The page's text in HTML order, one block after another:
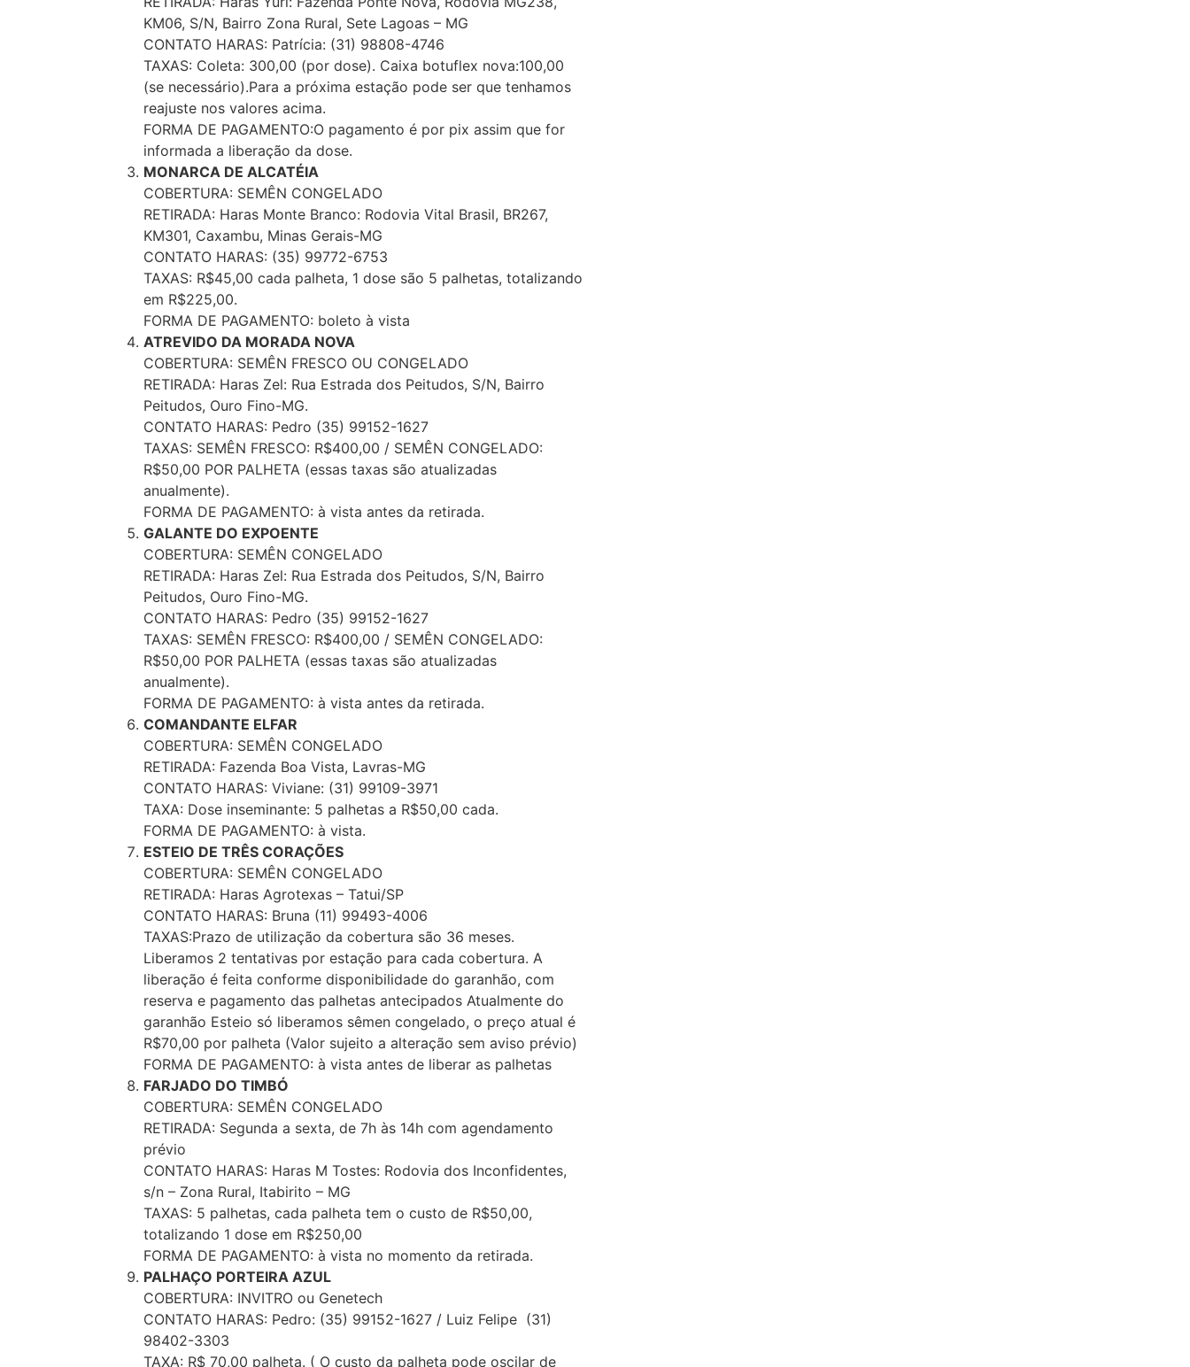
KM06, S/N, Bairro Zona Rural, Sete Lagoas – MG
CONTATO HARAS: Patrícia: (31) 98808-4746
TAXAS: Coleta: 300,00 (por dose). Caixa botuflex nova:100,00
(se necessário).Para a próxima estação pode ser que tenhamos
reajuste nos valores acima.
FORMA DE PAGAMENTO:O pagamento é por pix assim que for
informada a liberação da dose.
MONARCA DE ALCATÉIA
COBERTURA: SEMÊN CONGELADO
RETIRADA: Haras Monte Branco: Rodovia Vital Brasil, BR267,
KM301, Caxambu, Minas Gerais-MG
CONTATO HARAS: (35) 99772-6753
TAXAS: R$45,00 cada palheta, 1 dose são 5 palhetas, totalizando
em R$225,00.
FORMA DE PAGAMENTO: boleto à vista
ATREVIDO DA MORADA NOVA
COBERTURA: SEMÊN FRESCO OU CONGELADO
RETIRADA: Haras Zel: Rua Estrada dos Peitudos, S/N, Bairro
Peitudos, Ouro Fino-MG.
CONTATO HARAS: Pedro (35) 99152-1627
TAXAS: SEMÊN FRESCO: R$400,00 / SEMÊN CONGELADO:
R$50,00 POR PALHETA (essas taxas são atualizadas
anualmente).
FORMA DE PAGAMENTO: à vista antes da retirada.
GALANTE DO EXPOENTE
COBERTURA: SEMÊN CONGELADO
RETIRADA: Haras Zel: Rua Estrada dos Peitudos, S/N, Bairro
Peitudos, Ouro Fino-MG.
CONTATO HARAS: Pedro (35) 99152-1627
TAXAS: SEMÊN FRESCO: R$400,00 / SEMÊN CONGELADO:
R$50,00 POR PALHETA (essas taxas são atualizadas
anualmente).
FORMA DE PAGAMENTO: à vista antes da retirada.
COMANDANTE ELFAR
COBERTURA: SEMÊN CONGELADO
RETIRADA: Fazenda Boa Vista, Lavras-MG
CONTATO HARAS: Viviane: (31) 99109-3971
TAXA: Dose inseminante: 5 palhetas a R$50,00 cada.
FORMA DE PAGAMENTO: à vista.
ESTEIO DE TRÊS CORAÇÕES
COBERTURA: SEMÊN CONGELADO
RETIRADA: Haras Agrotexas – Tatui/SP
CONTATO HARAS: Bruna (11) 99493-4006
TAXAS:Prazo de utilização da cobertura são 36 meses.
Liberamos 2 tentativas por estação para cada cobertura. A
liberação é feita conforme disponibilidade do garanhão, com
reserva e pagamento das palhetas antecipados Atualmente do
garanhão Esteio só liberamos sêmen congelado, o preço atual é
R$70,00 por palheta (Valor sujeito a alteração sem aviso prévio)
FORMA DE PAGAMENTO: à vista antes de liberar as palhetas
FARJADO DO TIMBÓ
COBERTURA: SEMÊN CONGELADO
RETIRADA: Segunda a sexta, de 7h às 14h com agendamento
prévio
CONTATO HARAS: Haras M Tostes: Rodovia dos Inconfidentes,
s/n – Zona Rural, Itabirito – MG
TAXAS: 5 palhetas, cada palheta tem o custo de R$50,00,
totalizando 1 dose em R$250,00
FORMA DE PAGAMENTO: à vista no momento da retirada.
PALHAÇO PORTEIRA AZUL
COBERTURA: INVITRO ou Genetech
CONTATO HARAS: Pedro: (35) 99152-1627 / Luiz Felipe (31)
98402-3303
TAXA: R$ 70,00 palheta. ( O custo da palheta pode oscilar de